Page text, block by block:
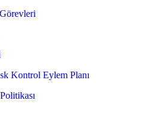
Kontrol Eylem Planı